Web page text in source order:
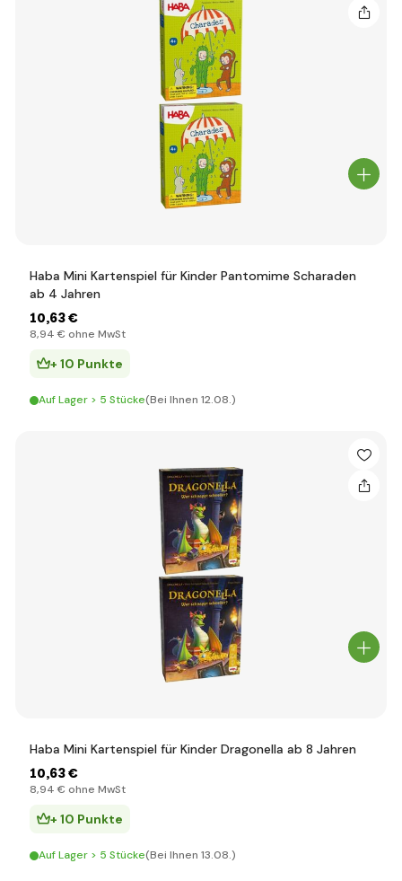
Haba Mini Kartenspiel für Kinder Pantomime Scharaden
ab 4 Jahren
10,63 €
8,94 € ohne MwSt
+ 10 Punkte
Auf Lager > 5 Stücke(Bei Ihnen 12.08.)
Haba Mini Kartenspiel für Kinder Dragonella ab 8 Jahren
10,63 €
8,94 € ohne MwSt
+ 10 Punkte
Auf Lager > 5 Stücke(Bei Ihnen 13.08.)